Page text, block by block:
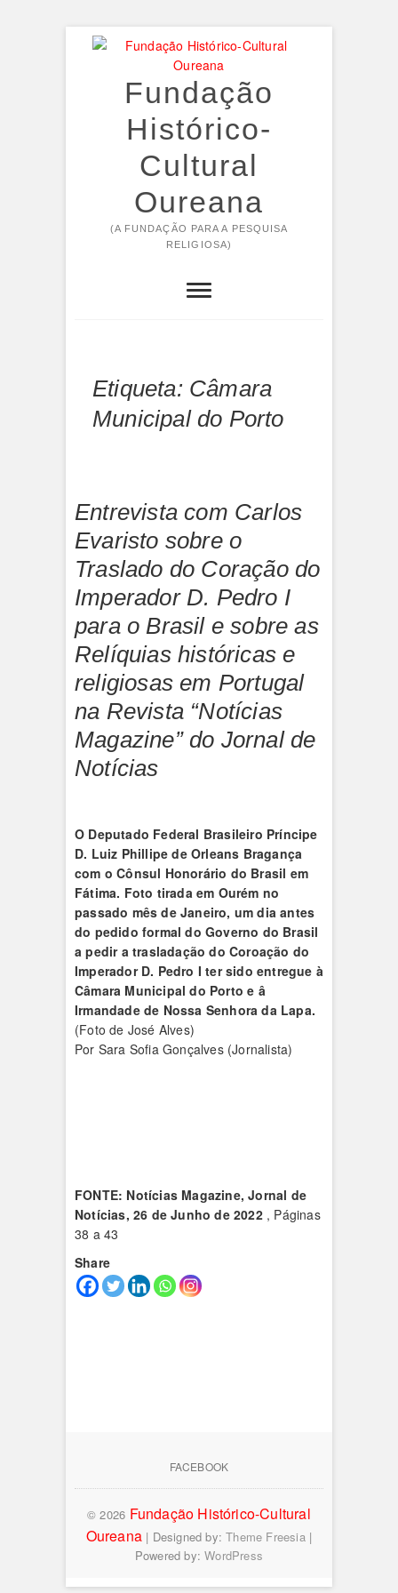
Fundação
Histórico-
Cultural
Oureana
(A FUNDAÇÃO PARA A PESQUISA
RELIGIOSA)
Etiqueta: Câmara
Municipal do Porto
Entrevista com Carlos
Evaristo sobre o
Traslado do Coração do
Imperador D. Pedro I
para o Brasil e sobre as
Relíquias históricas e
religiosas em Portugal
na Revista “Notícias
Magazine” do Jornal de
Notícias
O Deputado Federal Brasileiro Príncipe
D. Luiz Phillipe de Orleans Bragança
com o Cônsul Honorário do Brasil em
Fátima. Foto tirada em Ourém no
passado mês de Janeiro, um dia antes
do pedido formal do Governo do Brasil
a pedir a trasladação do Coroação do
Imperador D. Pedro I ter sido entregue à
Câmara Municipal do Porto e â
Irmandade de Nossa Senhora da Lapa.
(Foto de José Alves)
Por Sara Sofia Gonçalves (Jornalista)
FONTE: Notícias Magazine, Jornal de
Notícias, 26 de Junho de 2022 , Páginas
38 a 43
Share
FACEBOOK
© 2026 Fundação Histórico-Cultural
Oureana | Designed by:Theme Freesia|
Powered by:WordPress